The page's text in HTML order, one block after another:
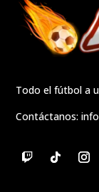
Todo el fútbol a
Contáctanos: